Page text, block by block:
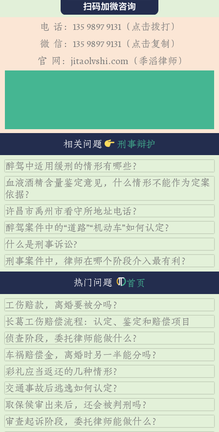
电 话：135 9897 9131（点击拨打）
微 信：135 9897 9131（点击复制）
官 网：jitaolvshi.com（季滔律师）
相关问题 刑事辩护
醉驾中适用缓刑的情形有哪些？
血液酒精含量鉴定意见，什么情形不能作为定案
依据？
许昌市禹州市看守所地址电话？
醉驾案件中的“道路”“机动车”如何认定？
什么是刑事诉讼?
刑事案件中，律师在哪个阶段介入最有利？
热门问题 首页
工伤赔款，离婚要被分吗？
长葛工伤赔偿流程：认定、鉴定和赔偿项目
侦查阶段，委托律师能做什么？
车祸赔偿金，离婚时另一半能分吗？
彩礼应当返还的几种情形？
交通事故后逃逸如何认定？
取保候审出来后，还会被判刑吗？
审查起诉阶段，委托律师能做什么？